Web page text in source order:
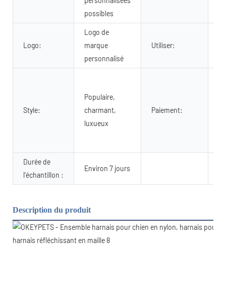
possibles
Logo:
Logo de
marque
personnalisé
Utiliser:
Style:
Populaire,
charmant,
luxueux
Paiement:
Durée de
l'échantillon :
Environ 7 jours
Description du produit